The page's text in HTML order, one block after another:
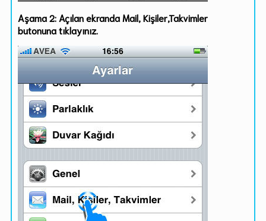
Aşama 2: Açılan ekranda Mail, Kişiler,Takvimler
butonuna tıklayınız.